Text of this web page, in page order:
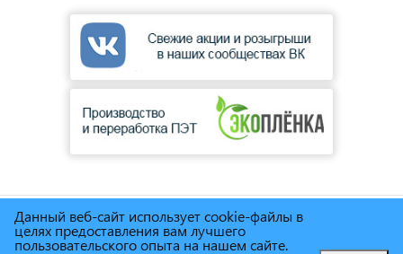
© Сеть магазинов инструмента и техники"Торговый дом
Снабженец" 1995г. - 2025г.
Данный веб-сайт использует cookie-файлы в
целях предоставления вам лучшего
пользовательского опыта на нашем сайте.